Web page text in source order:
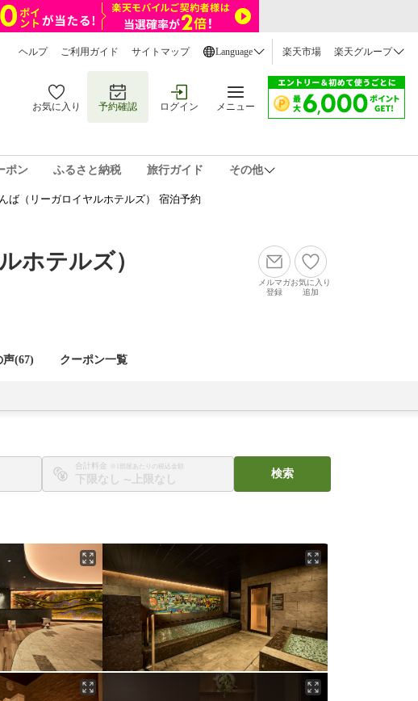
ヘルプ ご利用ガイド サイトマップ Language 楽天市場 楽天グループ
お気に入り 予約確認 ログイン メニュー
ポン ふるさと納税 旅行ガイド その他
（リーガロイヤルホテルズ） 宿泊予約
ホテルズ）
メルマガ
登録
お気に入り
追加
声(67) クーポン一覧
合計料金 ※1部屋あたりの税込金額
〜
検索